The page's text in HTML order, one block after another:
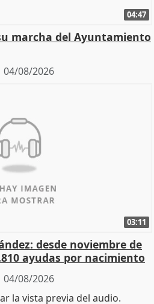
04:47
marcha del Ayuntamiento
04/08/2026
03:11
desde noviembre de
ayudas por nacimiento
04/08/2026